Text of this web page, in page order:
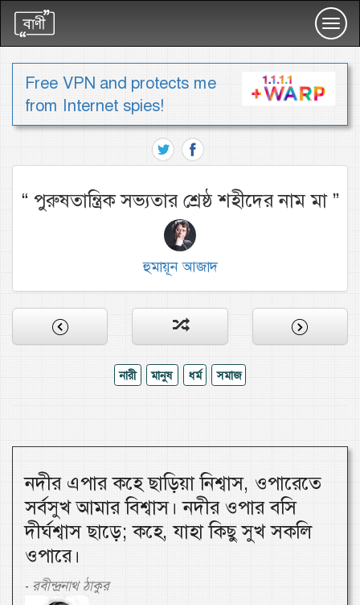
Free VPN and protects me
from Internet spies!
“ পুরুষতান্ত্রিক সভ্যতার শ্রেষ্ঠ শহীদের নাম মা”
হুমায়ূন আজাদ
নারী মানুষ ধর্ম সমাজ
নদীর এপার কহে ছাড়িয়া নিশ্বাস, ওপারেতে
সর্বসুখ আমার বিশ্বাস। নদীর ওপার বসি
দীর্ঘশ্বাস ছাড়ে; কহে, যাহা কিছু সুখ সকলি
ওপারে।
- রবীন্দ্রনাথ ঠাকুর